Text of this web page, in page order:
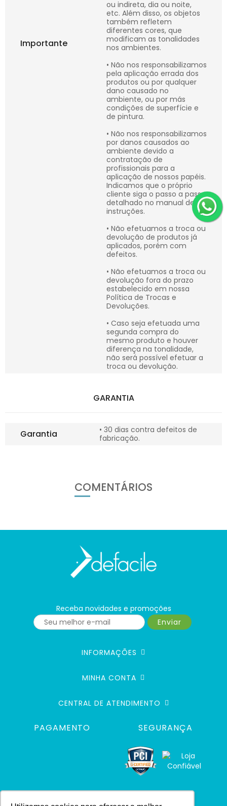
Importante
ou indireta, dia ou noite,
etc. Além disso, os objetos
também refletem
diferentes cores, que
modificam as tonalidades
nos ambientes.
• Não nos responsabilizamos
pela aplicação errada dos
produtos ou por qualquer
dano causado no
ambiente, ou por más
condições de superfície e
de pintura.
• Não nos responsabilizamos
por danos causados ao
ambiente devido a
contratação de
profissionais para a
aplicação de nossos papéis.
Indicamos que o próprio
cliente siga o passo a passo
detalhado no manual de
instruções.
• Não efetuamos a troca ou
devolução de produtos já
aplicados, porém com
defeitos.
• Não efetuamos a troca ou
devolução fora do prazo
estabelecido em nossa
Política de Trocas e
Devoluções.
• Caso seja efetuada uma
segunda compra do
mesmo produto e houver
diferença na tonalidade,
não será possível efetuar a
troca ou devolução.
GARANTIA
Garantia
• 30 dias contra defeitos de
fabricação.
COMENTÁRIOS
Receba novidades e promoções
Enviar
INFORMAÇÕES
MINHA CONTA
CENTRAL DE ATENDIMENTO
PAGAMENTO SEGURANÇA